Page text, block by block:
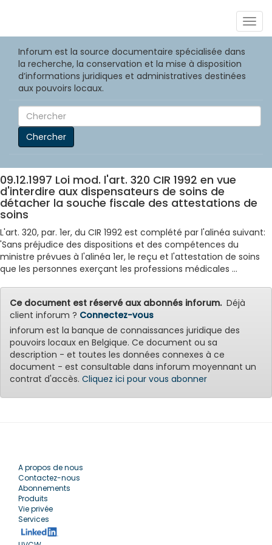
Inforum est la source documentaire spécialisée dans
la recherche, la conservation et la mise à disposition
d’informations juridiques et administratives destinées
aux pouvoirs locaux.
Chercher
09.12.1997 Loi mod. l'art. 320 CIR 1992 en vue
d'interdire aux dispensateurs de soins de
détacher la souche fiscale des attestations de
soins
L'art. 320, par. 1er, du CIR 1992 est complété par l'alinéa suivant:
'Sans préjudice des dispositions et des compétences du
ministre prévues à l'alinéa 1er, le reçu et l'attestation de soins
que les personnes exerçant les professions médicales ...
Ce document est réservé aux abonnés inforum.Déjà
client inforum ? Connectez-vous
inforum est la banque de connaissances juridique des
pouvoirs locaux en Belgique. Ce document ou sa
description - et toutes les données connexes à ce
document - est consultable dans inforum moyennant un
contrat d'accès. Cliquez ici pour vous abonner
A propos de nous
Contactez-nous
Abonnements
Produits
Vie privée
Services